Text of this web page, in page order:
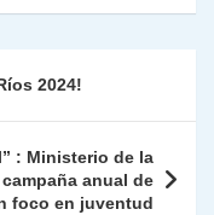
l
l
2024!
: Ministerio de la
anual de
foco en juventud